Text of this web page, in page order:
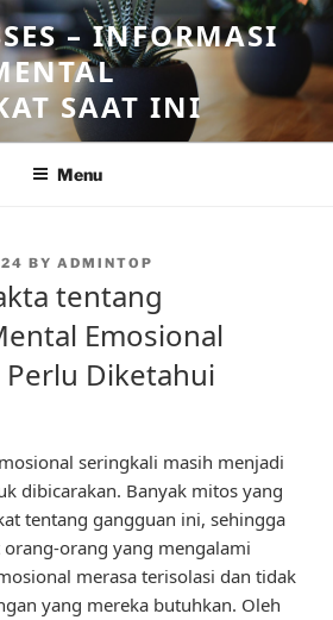
– INFORMASI
SAAT INI
Menu
BY ADMINTOP
tentang
Emosional
Diketahui
seringkali masih menjadi
dibicarakan. Banyak mitos yang
tentang gangguan ini, sehingga
orang yang mengalami
merasa terisolasi dan tidak
yang mereka butuhkan. Oleh